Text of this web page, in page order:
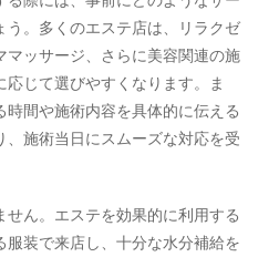
う。多くのエステ店は、リラクゼ
ッサージ、さらに美容関連の施
じて選びやすくなります。ま
間や施術内容を具体的に伝える
、施術当日にスムーズな対応を受
ん。エステを効果的に利用する
装で来店し、十分な水分補給を